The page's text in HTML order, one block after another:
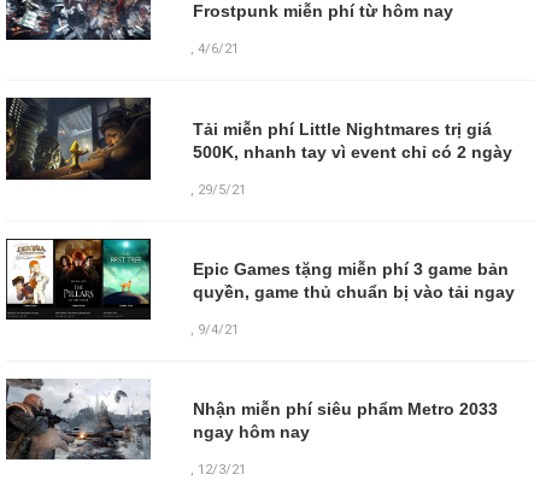
Frostpunk miễn phí từ hôm nay
,4/6/21
Tải miễn phí Little Nightmares trị giá
500K, nhanh tay vì event chỉ có 2 ngày
, 29/5/21
Epic Games tặng miễn phí 3 game bản
quyền, game thủ chuẩn bị vào tải ngay
, 9/4/21
Nhận miễn phí siêu phẩm Metro 2033
ngay hôm nay
, 12/3/21